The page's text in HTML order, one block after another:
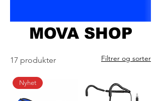
MOVA SHOP
17 produkter Filtrer og sorter
Nyhet